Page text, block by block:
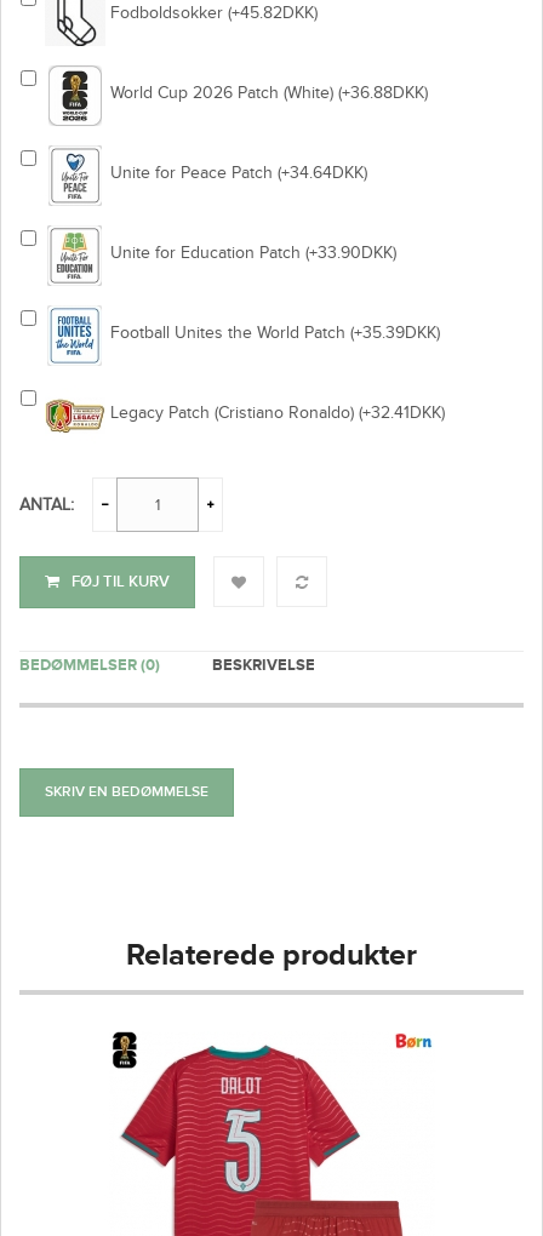
Fodboldsokker (+45.82DKK)
World Cup 2026 Patch (White) (+36.88DKK)
Unite for Peace Patch (+34.64DKK)
Unite for Education Patch (+33.90DKK)
Football Unites the World Patch (+35.39DKK)
Legacy Patch (Cristiano Ronaldo) (+32.41DKK)
ANTAL:
FØJ TIL KURV
BEDØMMELSER (0) BESKRIVELSE
SKRIV EN BEDØMMELSE
Relaterede produkter